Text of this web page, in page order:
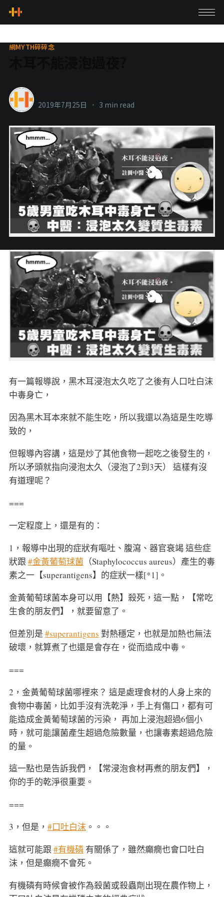
網MYTH碎碎念
2019年7月25日 • 3 min read
有一篇報導說，黑木耳浸泡太久吃了之後有人口吐白沫
中毒身亡，
因為黑木耳本來就不能生吃，所以我還以為這是生吃導
致的，
但報導內容講，這是炒了其他食物一起吃之後發生的，
所以矛頭就指向浸泡太久（浸泡了2到3天） 這樣有沒
有道理呢？
===
一定程度上，還是有的：
1，報導中出現的症狀有嘔吐、腹瀉、器官衰竭 這些症
狀跟 #金黃葡萄球菌 （Staphylococcus aureus）產生的毒
素之一【superantigens】的症狀一樣[*1]。
金黃葡萄球菌本身可以用【熱】殺死，這一點，【常吃
生食的朋友們】，就要留意了。
但差別是 #superantigens 對熱穩定，也就是加熱也無法
破壞，就算煮了也還是會存在，從而造成中毒。
===
2，金黃葡萄球菌哪裡來？ 這是處理食材的人身上來的
食物中毒菌，比如手沒有洗乾淨，手上有傷口，都有可
能造成金黃葡萄球菌的污染， 再加上浸泡超過6個小
時，就可能讓菌產生超過危險數量，也讓毒素超過危險
的量。
這一點也是告訴我們，【常浸泡食材再煮的朋友們】，
你的手的乾淨很重要。
===
3，但是， #口吐白沫。。。
這就可能跟 #有機磷有關係了，雖然癲癇也會口吐白
沫，但是癲癇不會死。
有機磷有時候會被作為殺菌或殺蟲劑出現在農作物上，